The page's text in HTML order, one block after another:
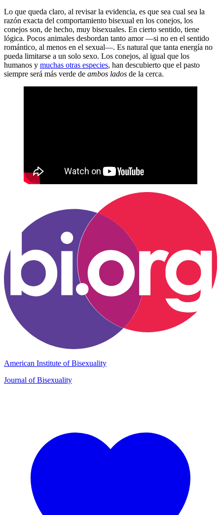
Lo que queda claro, al revisar la evidencia, es que sea cual sea la
razón exacta del comportamiento bisexual en los conejos, los
conejos son, de hecho, muy bisexuales. En cierto sentido, tiene
lógica. Pocos animales desbordan tanto amor —si no en el sentido
romántico, al menos en el sexual—. Es natural que tanta energía no
pueda limitarse a un solo sexo. Los conejos, al igual que los
humanos y muchas otras especies, han descubierto que el pasto
siempre será más verde de ambos lados de la cerca.
American Institute of Bisexuality
Journal of Bisexuality